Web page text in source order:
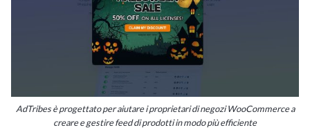
AdTribes è progettato per aiutare i proprietari di negozi WooCommerce a
creare e gestire feed di prodotti in modo più efficiente